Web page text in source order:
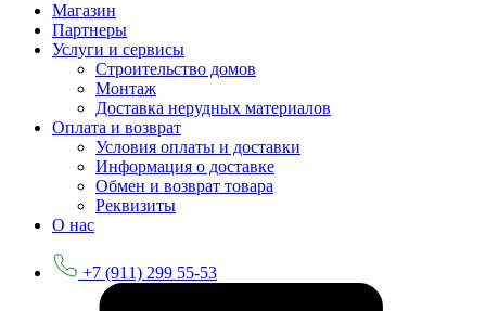
Магазин
Партнеры
Услуги и сервисы
Строительство домов
Монтаж
Доставка нерудных материалов
Оплата и возврат
Условия оплаты и доставки
Информация о доставке
Обмен и возврат товара
Реквизиты
О нас
+7 (911) 299 55-53